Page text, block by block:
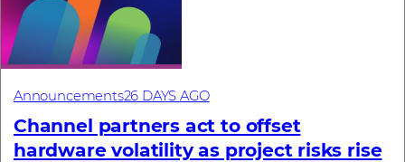
Announcements26 DAYS AGO
Channel partners act to offset
hardware volatility as project risks rise